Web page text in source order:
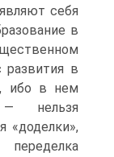
себя
в
развития в
ибо в нем
— нельзя
«доделки»,